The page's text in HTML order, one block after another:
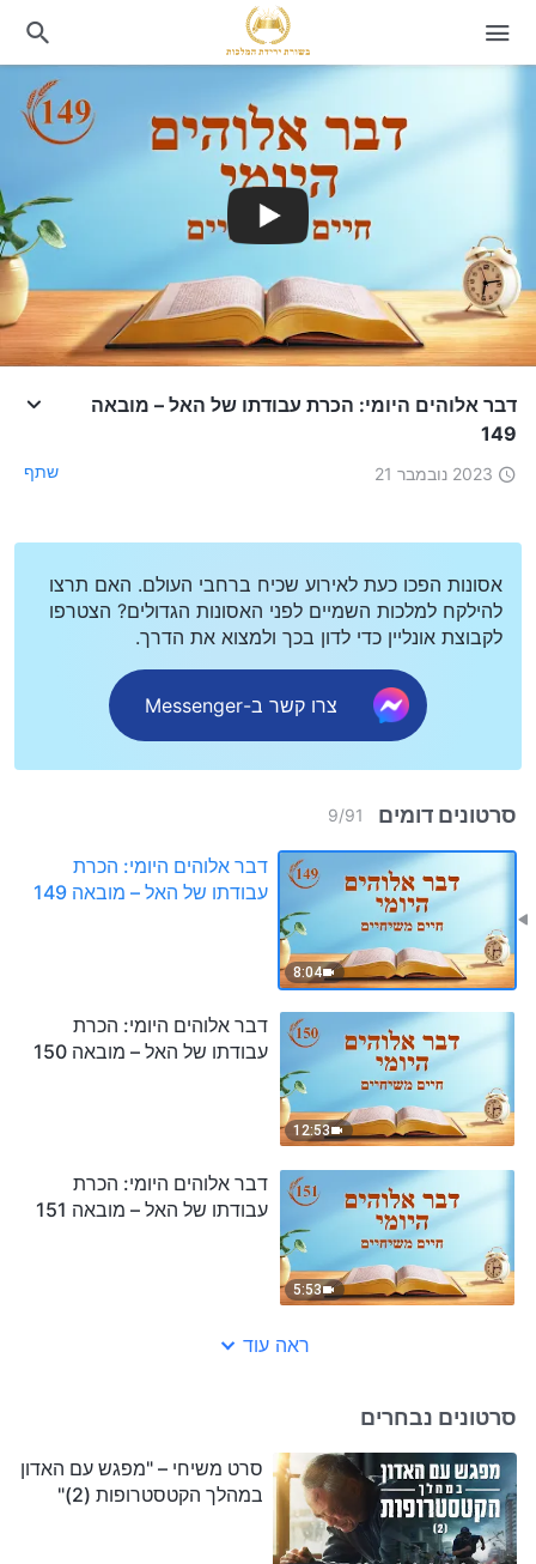
דבר אלוהים היומי: הכרת עבודתו של האל – מובאה
149
2023 נובמבר 21 שתף
אסונות הפכו כעת לאירוע שכיח ברחבי העולם. האם תרצו
להילקח למלכות השמיים לפני האסונות הגדולים? הצטרפו
לקבוצת אונליין כדי לדון בכך ולמצוא את הדרך.
צרו קשר ב-Messenger
סרטונים דומים 9/91
8:04
דבר אלוהים היומי: הכרת
עבודתו של האל – מובאה 149
12:53
דבר אלוהים היומי: הכרת
עבודתו של האל – מובאה 150
5:53
דבר אלוהים היומי: הכרת
עבודתו של האל – מובאה 151
ראה עוד
סרטונים נבחרים
סרט משיחי – "מפגש עם האדון
במהלך הקטסטרופות (2)"